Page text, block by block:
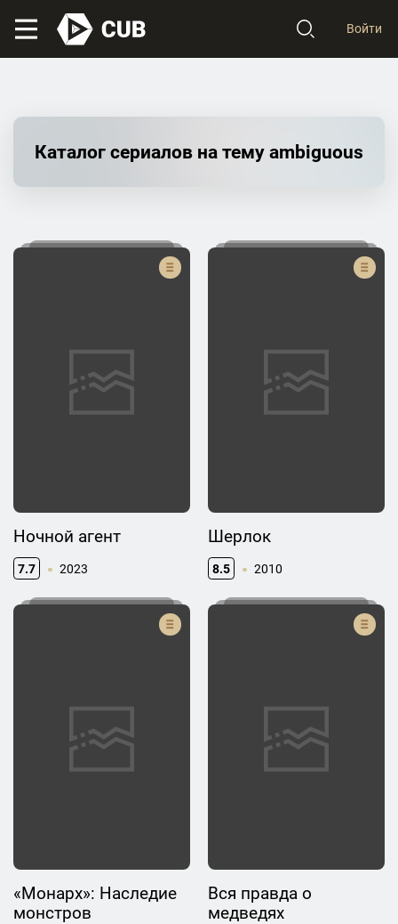
Войти
Каталог сериалов на тему ambiguous
Ночной агент
7.7 2023
Шерлок
8.5 2010
«Монарх»: Наследие
монстров
Вся правда о
медведях